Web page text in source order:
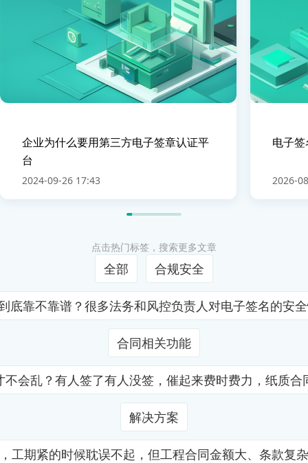
企业为什么要用第三方电子签章认证平
台
2024-09-26 17:43
电子
2026-
点击热门标签，搜索更多文章
全部 合规安全
靠不靠谱？很多法务和风控负责人对电子签名的
合同相关功能
会乱？有人签了有人没签，催起来费时费力，纸质
解决方案
期紧的时候耽误不起，但工程合同金额大、条款